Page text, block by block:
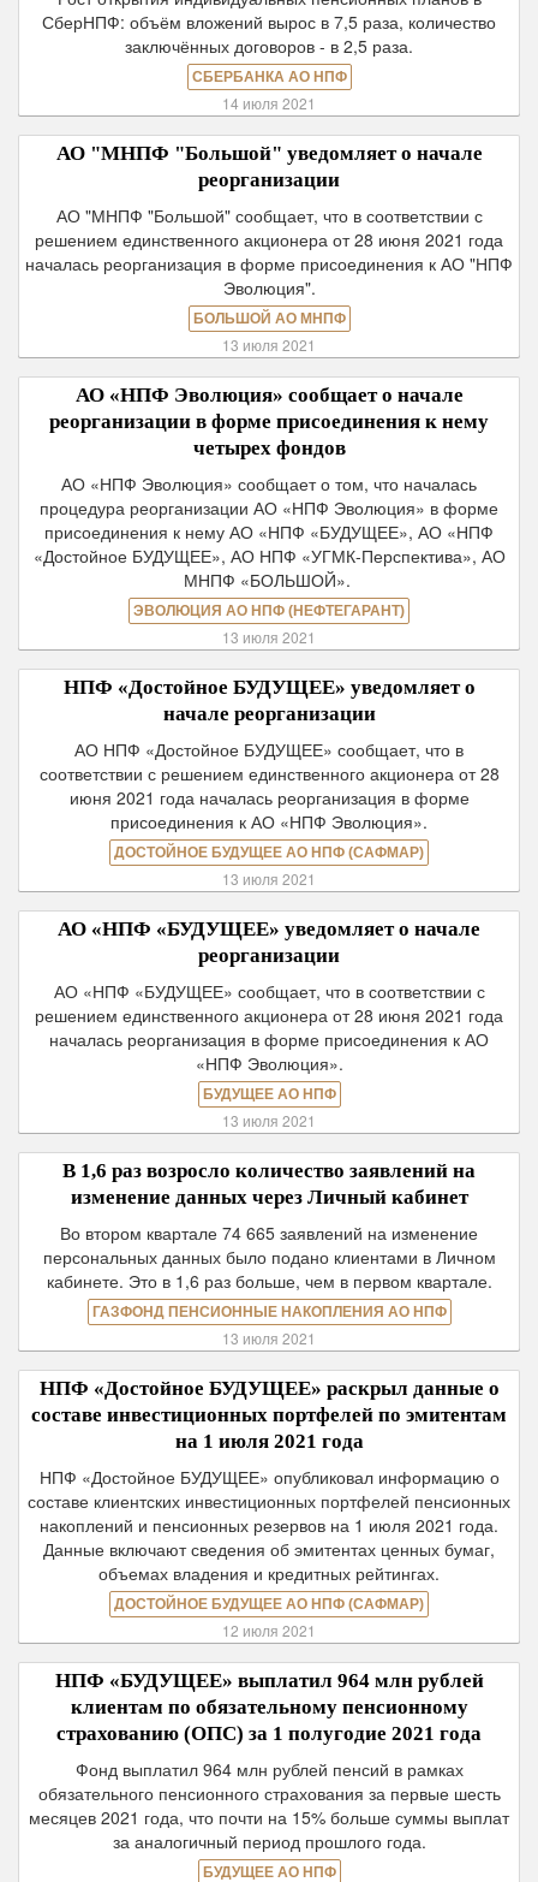
СберНПФ: объём вложений вырос в 7,5 раза, количество
заключённых договоров - в 2,5 раза.
СБЕРБАНКА АО НПФ
14 июля 2021
АО "МНПФ "Большой" уведомляет о начале
реорганизации
АО "МНПФ "Большой" сообщает, что в соответствии с
решением единственного акционера от 28 июня 2021 года
началась реорганизация в форме присоединения к АО "НПФ
Эволюция".
БОЛЬШОЙ АО МНПФ
13 июля 2021
АО «НПФ Эволюция» сообщает о начале
реорганизации в форме присоединения к нему
четырех фондов
АО «НПФ Эволюция» сообщает о том, что началась
процедура реорганизации АО «НПФ Эволюция» в форме
присоединения к нему АО «НПФ «БУДУЩЕЕ», АО «НПФ
«Достойное БУДУЩЕЕ», АО НПФ «УГМК-Перспектива», АО
МНПФ «БОЛЬШОЙ».
ЭВОЛЮЦИЯ АО НПФ (НЕФТЕГАРАНТ)
13 июля 2021
НПФ «Достойное БУДУЩЕЕ» уведомляет о
начале реорганизации
АО НПФ «Достойное БУДУЩЕЕ» сообщает, что в
соответствии с решением единственного акционера от 28
июня 2021 года началась реорганизация в форме
присоединения к АО «НПФ Эволюция».
ДОСТОЙНОЕ БУДУЩЕЕ АО НПФ (САФМАР)
13 июля 2021
АО «НПФ «БУДУЩЕЕ» уведомляет о начале
реорганизации
АО «НПФ «БУДУЩЕЕ» сообщает, что в соответствии с
решением единственного акционера от 28 июня 2021 года
началась реорганизация в форме присоединения к АО
«НПФ Эволюция».
БУДУЩЕЕ АО НПФ
13 июля 2021
В 1,6 раз возросло количество заявлений на
изменение данных через Личный кабинет
Во втором квартале 74 665 заявлений на изменение
персональных данных было подано клиентами в Личном
кабинете. Это в 1,6 раз больше, чем в первом квартале.
ГАЗФОНД ПЕНСИОННЫЕ НАКОПЛЕНИЯ АО НПФ
13 июля 2021
НПФ «Достойное БУДУЩЕЕ» раскрыл данные о
составе инвестиционных портфелей по эмитентам
на 1 июля 2021 года
НПФ «Достойное БУДУЩЕЕ» опубликовал информацию о
составе клиентских инвестиционных портфелей пенсионных
накоплений и пенсионных резервов на 1 июля 2021 года.
Данные включают сведения об эмитентах ценных бумаг,
объемах владения и кредитных рейтингах.
ДОСТОЙНОЕ БУДУЩЕЕ АО НПФ (САФМАР)
12 июля 2021
НПФ «БУДУЩЕЕ» выплатил 964 млн рублей
клиентам по обязательному пенсионному
страхованию (ОПС) за 1 полугодие 2021 года
Фонд выплатил 964 млн рублей пенсий в рамках
обязательного пенсионного страхования за первые шесть
месяцев 2021 года, что почти на 15% больше суммы выплат
за аналогичный период прошлого года.
БУДУЩЕЕ АО НПФ